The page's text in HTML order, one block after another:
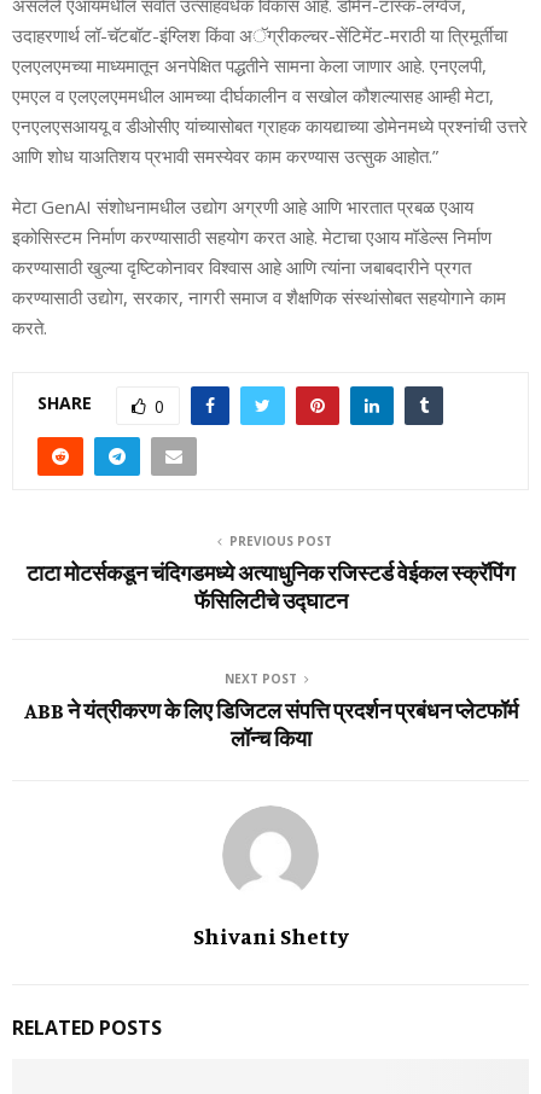
उदाहरणार्थ लॉ-चॅटबॉट-इंग्लिश किंवा अॅग्रीकल्‍चर-सेंटिमेंट-मराठी या त्रिमूर्तीचा
एलएलएमच्‍या माध्‍यमातून अनपेक्षित पद्धतीने सामना केला जाणार आहे. एनएलपी,
एमएल व एलएलएममधील आमच्‍या दीर्घकालीन व सखोल कौशल्‍यासह आम्‍ही मेटा,
एनएलएसआययू व डीओसीए यांच्‍यासोबत ग्राहक कायद्याच्या डोमेनमध्ये प्रश्नांची उत्तरे
आणि शोध याअतिशय प्रभावी समस्येवर काम करण्यास उत्सुक आहोत.”
मेटा GenAI संशोधनामधील उद्योग अग्रणी आहे आणि भारतात प्रबळ एआय
इकोसिस्‍टम निर्माण करण्‍यासाठी सहयोग करत आहे. मेटाचा एआय मॉडेल्‍स निर्माण
करण्‍यासाठी खुल्‍या दृष्टिकोनावर विश्‍वास आहे आणि त्‍यांना जबाबदारीने प्रगत
करण्‍यासाठी उद्योग, सरकार, नागरी समाज व शैक्षणिक संस्‍थांसोबत सहयोगाने काम
करते.
SHARE 0
PREVIOUS POST
टाटा मोटर्सकडून चंदिगडमध्‍ये अत्‍याधुनिक रजिस्‍टर्ड वेईकल स्‍क्रॅपिंग
फॅसिलिटीचे उद्घाटन
NEXT POST
ABB ने यंत्रीकरण के लिए डिजिटल संपत्ति प्रदर्शन प्रबंधन प्लेटफॉर्म
लॉन्च किया
Shivani Shetty
RELATED POSTS